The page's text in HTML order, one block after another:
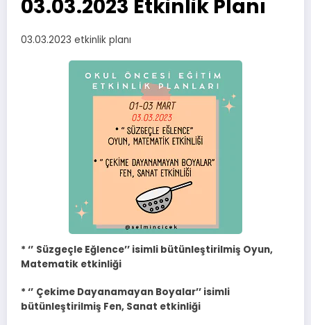
03.03.2023 Etkinlik Planı
03.03.2023 etkinlik planı
* ‘’ Süzgeçle Eğlence’’ isimli bütünleştirilmiş Oyun,
Matematik etkinliği
* ‘’ Çekime Dayanamayan Boyalar’’ isimli
bütünleştirilmiş Fen, Sanat etkinliği